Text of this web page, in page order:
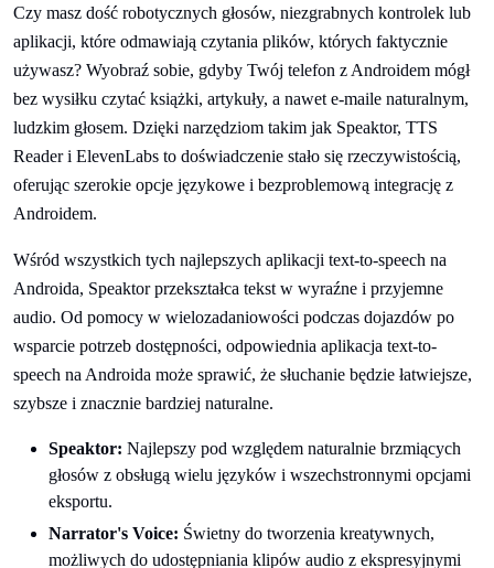
Czy masz dość robotycznych głosów, niezgrabnych kontrolek lub
aplikacji, które odmawiają czytania plików, których faktycznie
używasz? Wyobraź sobie, gdyby Twój telefon z Androidem mógł
bez wysiłku czytać książki, artykuły, a nawet e-maile naturalnym,
ludzkim głosem. Dzięki narzędziom takim jak Speaktor, TTS
Reader i ElevenLabs to doświadczenie stało się rzeczywistością,
oferując szerokie opcje językowe i bezproblemową integrację z
Androidem.
Wśród wszystkich tych najlepszych aplikacji text-to-speech na
Androida, Speaktor przekształca tekst w wyraźne i przyjemne
audio. Od pomocy w wielozadaniowości podczas dojazdów po
wsparcie potrzeb dostępności, odpowiednia aplikacja text-to-
speech na Androida może sprawić, że słuchanie będzie łatwiejsze,
szybsze i znacznie bardziej naturalne.
Speaktor: Najlepszy pod względem naturalnie brzmiących
głosów z obsługą wielu języków i wszechstronnymi opcjami
eksportu.
Narrator's Voice: Świetny do tworzenia kreatywnych,
możliwych do udostępniania klipów audio z ekspresyjnymi